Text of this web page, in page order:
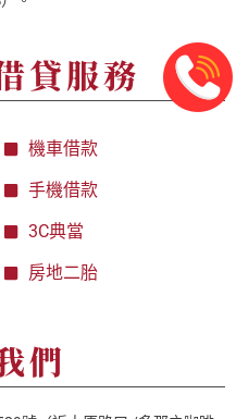
貸服務
機車借款
手機借款
3C典當
房地二胎
們​